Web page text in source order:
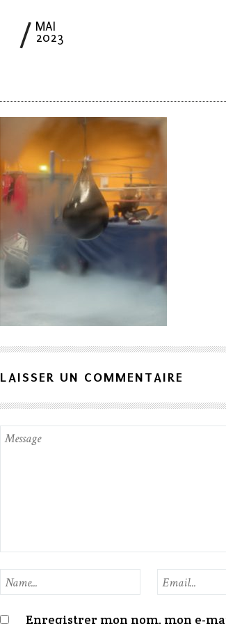
MAI
2023
LAISSER UN COMMENTAIRE
Enregistrer mon nom, mon e-